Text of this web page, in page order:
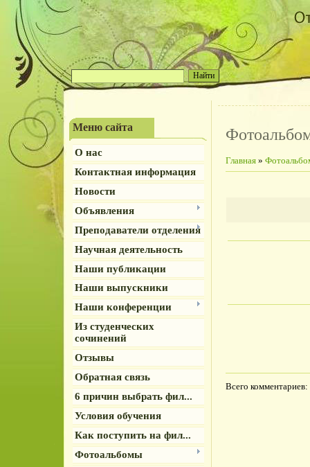
Меню сайта
О нас
Контактная информация
Новости
Объявления
Преподаватели отделения
Научная деятельность
Наши публикации
Наши выпускники
Наши конференции
Из студенческих
сочинений
Отзывы
Обратная связь
6 причин выбрать фил...
Условия обучения
Как поступить на фил...
Фотоальбомы
Главная »
Всего комментариев: